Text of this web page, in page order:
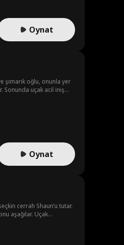
Oynat
şımarık oğlu, onunla yer
Sonunda uçak acil iniş
Oynat
cerrah Shaun’u tutar.
aşağılar. Uçak